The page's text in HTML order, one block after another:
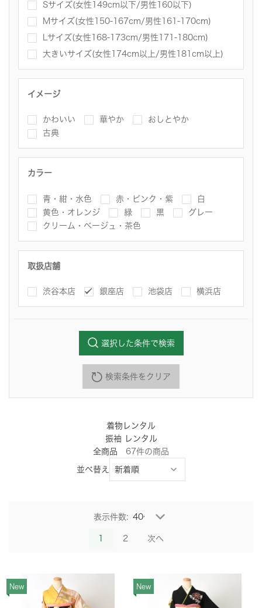
Sサイズ(女性149cm以下/男性160以下)
Mサイズ(女性150-167cm/男性161-170cm)
Lサイズ(女性168-173cm/男性171-180cm)
大きいサイズ(女性174cm以上/男性181cm以上)
イメージ
かわいい 華やか
おしとやか
古典
カラー
青・紺・水色 赤・ピンク・紫
白
黄色・オレンジ
緑 黒
グレー
クリーム・ベージュ・茶色
取扱店舗
渋谷本店 銀座店 池袋店 横浜店
検索条件をクリア
選択した条件で検索
着物レンタル
振袖 レンタル
全商品 67件の商品
並べ替え
表示件数:
2 次へ
New New